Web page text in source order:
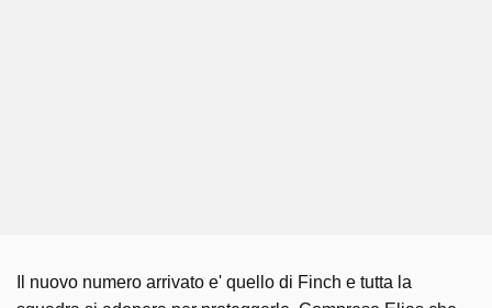
Il nuovo numero arrivato e' quello di Finch e tutta la